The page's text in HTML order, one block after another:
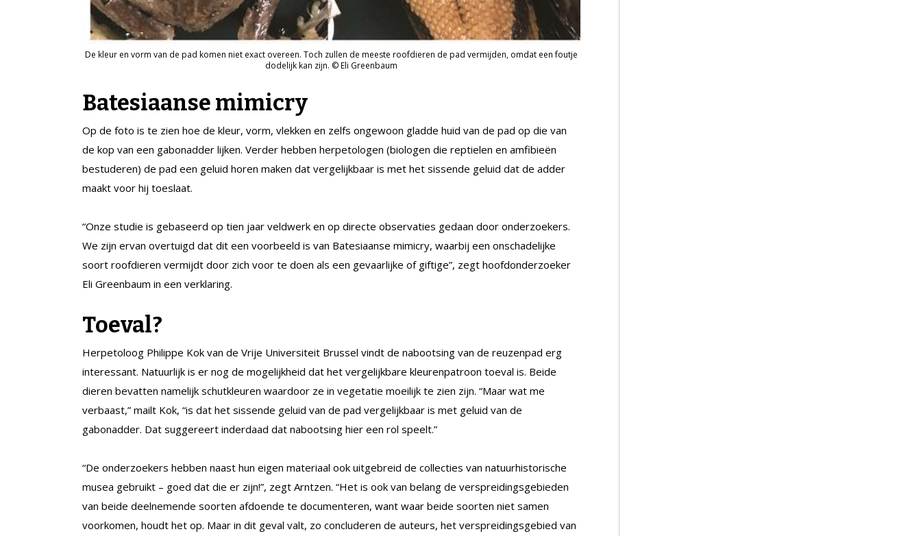
De kleur en vorm van de pad komen niet exact overeen. Toch zullen de meeste roofdieren de pad vermijden, omdat een foutje
dodelijk kan zijn. © Eli Greenbaum
Batesiaanse mimicry
Op de foto is te zien hoe de kleur, vorm, vlekken en zelfs ongewoon gladde huid van de pad op die van
de kop van een gabonadder lijken. Verder hebben herpetologen (biologen die reptielen en amfibieën
bestuderen) de pad een geluid horen maken dat vergelijkbaar is met het sissende geluid dat de adder
maakt voor hij toeslaat.
“Onze studie is gebaseerd op tien jaar veldwerk en op directe observaties gedaan door onderzoekers.
We zijn ervan overtuigd dat dit een voorbeeld is van Batesiaanse mimicry, waarbij een onschadelijke
soort roofdieren vermijdt door zich voor te doen als een gevaarlijke of giftige”, zegt hoofdonderzoeker
Eli Greenbaum in een verklaring.
Toeval?
Herpetoloog Philippe Kok van de Vrije Universiteit Brussel vindt de nabootsing van de reuzenpad erg
interessant. Natuurlijk is er nog de mogelijkheid dat het vergelijkbare kleurenpatroon toeval is. Beide
dieren bevatten namelijk schutkleuren waardoor ze in vegetatie moeilijk te zien zijn. “Maar wat me
verbaast,” mailt Kok, “is dat het sissende geluid van de pad vergelijkbaar is met geluid van de
gabonadder. Dat suggereert inderdaad dat nabootsing hier een rol speelt.”
“De onderzoekers hebben naast hun eigen materiaal ook uitgebreid de collecties van natuurhistorische
musea gebruikt – goed dat die er zijn!”, zegt Arntzen. “Het is ook van belang de verspreidingsgebieden
van beide deelnemende soorten afdoende te documenteren, want waar beide soorten niet samen
voorkomen, houdt het op. Maar in dit geval valt, zo concluderen de auteurs, het verspreidingsgebied van